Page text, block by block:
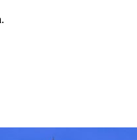
.